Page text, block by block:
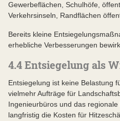
Gewerbeflächen, Schulhöfe,
Verkehrsinseln, Randflächen
Bereits kleine
erhebliche Verbesserungen
4.4 Entsiegelung als
Entsiegelung ist keine Belastung
vielmehr Aufträge für
Ingenieurbüros und das
langfristig die Kosten für